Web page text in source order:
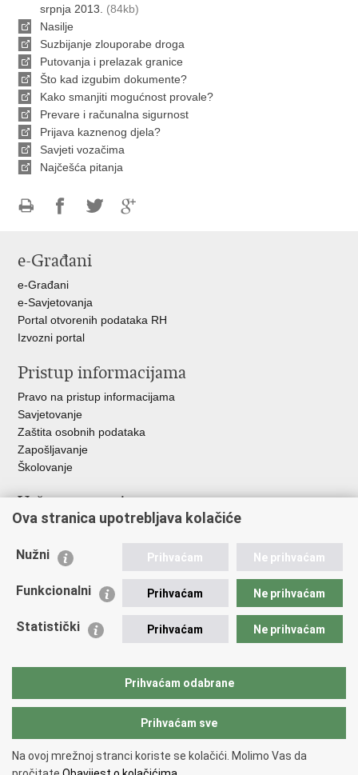
srpnja 2013.
(84kb)
Nasilje
Suzbijanje zlouporabe droga
Putovanja i prelazak granice
Što kad izgubim dokumente?
Kako smanjiti mogućnost provale?
Prevare i računalna sigurnost
Prijava kaznenog djela?
Savjeti vozačima
Najčešća pitanja
FacebookuTwitteru
e-Građani
e-Građani
e-Savjetovanja
Portal otvorenih podataka RH
Izvozni portal
Pristup informacijama
Pravo na pristup informacijama
Savjetovanje
Zaštita osobnih podataka
Zapošljavanje
Školovanje
Važne poveznice
Ministarstvo unutarnjih poslova
Udruge
Policijska akademija
Zaklada policijske solidarnosti
Vučetić"
Copyright © 2026 Policijska uprava karlovačka.
Ova stranica upotrebljava kolačiće
Nužni Prihvaćam Ne prihvaćam
Funkcionalni Prihvaćam Ne prihvaćam
Statistički Prihvaćam Ne prihvaćam
Prihvaćam odabrane
Prihvaćam sve
Na ovoj mrežnoj stranci koriste se kolačići. Molimo Vas da